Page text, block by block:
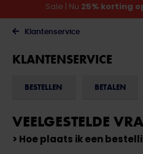
Sale | Nu 25% korting
Klantenservice
KLANTENSERVICE
BESTELLEN BETALEN
VEELGESTELDE
> Hoe plaats ik een